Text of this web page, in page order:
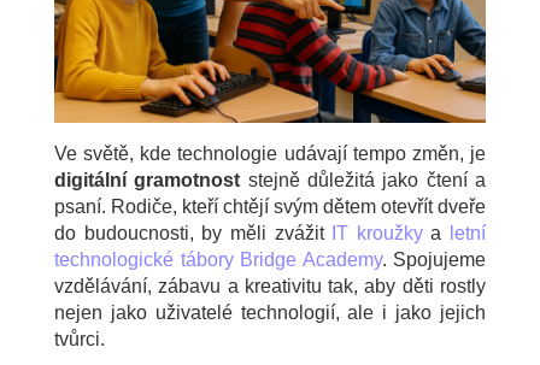
Ve světě, kde technologie udávají tempo změn, je
digitální gramotnost stejně důležitá jako čtení a
psaní. Rodiče, kteří chtějí svým dětem otevřít dveře
do budoucnosti, by měli zvážit IT kroužkya
letní
technologické tábory Bridge Academy. Spojujeme
vzdělávání, zábavu a kreativitu tak, aby děti rostly
nejen jako uživatelé technologií, ale i jako jejich
tvůrci.